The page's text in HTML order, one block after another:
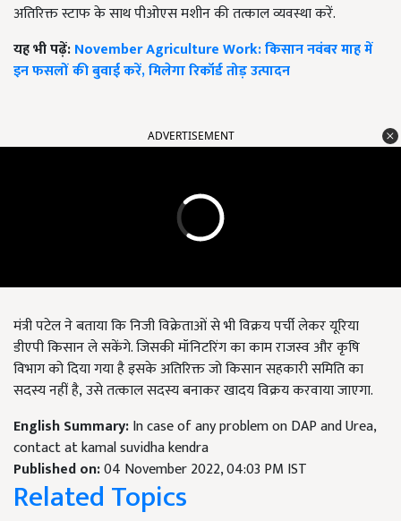
अतिरिक्त स्टाफ के साथ पीओएस मशीन की तत्काल व्यवस्था करें.
यह भी पढ़ें:November Agriculture Work: किसान नवंबर माह में
इन फसलों की बुवाई करें, मिलेगा रिकॉर्ड तोड़ उत्पादन
ADVERTISEMENT
मंत्री पटेल ने बताया कि निजी विक्रेताओं से भी विक्रय पर्ची लेकर यूरिया
डीएपी किसान ले सकेंगे. जिसकी मॉनिटरिंग का काम राजस्व और कृषि
विभाग को दिया गया है इसके अतिरिक्त जो किसान सहकारी समिति का
सदस्य नहीं है,उसे तत्काल सदस्य बनाकर खादय विक्रय करवाया जाएगा.
English Summary:In case of any problem on DAP and Urea,
contact at kamal suvidha kendra
Published on:04 November 2022, 04:03 PM IST
Related Topics